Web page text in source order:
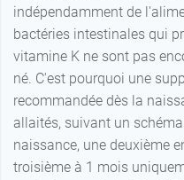
indépendamment de
bactéries intestinales qui
vitamine K ne sont pas
né. C'est pourquoi une
recommandée dès la
allaités, suivant un
naissance, une deuxième
troisième à 1 mois